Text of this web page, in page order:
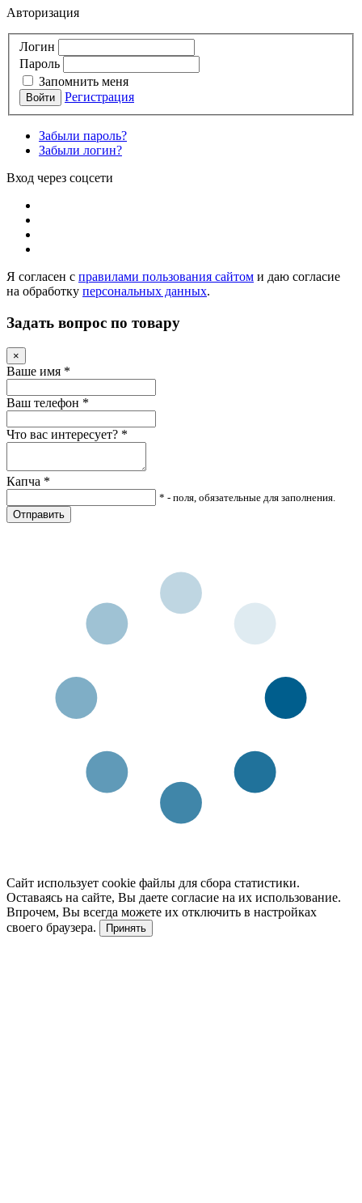
Авторизация
Логин
Пароль
Запомнить меня
Регистрация
Забыли пароль?
Забыли логин?
Вход через соцсети
Я согласен с правилами пользования сайтом и даю согласие
на обработку персональных данных.
Задать вопрос по товару
×
Ваше имя *
Ваш телефон *
Что вас интересует? *
Капча *
* - поля, обязательные для заполнения.
Отправить
Сайт использует cookie файлы для сбора статистики.
Оставаясь на сайте, Вы даете согласие на их использование.
Впрочем, Вы всегда можете их отключить в настройках
своего браузера.
Принять